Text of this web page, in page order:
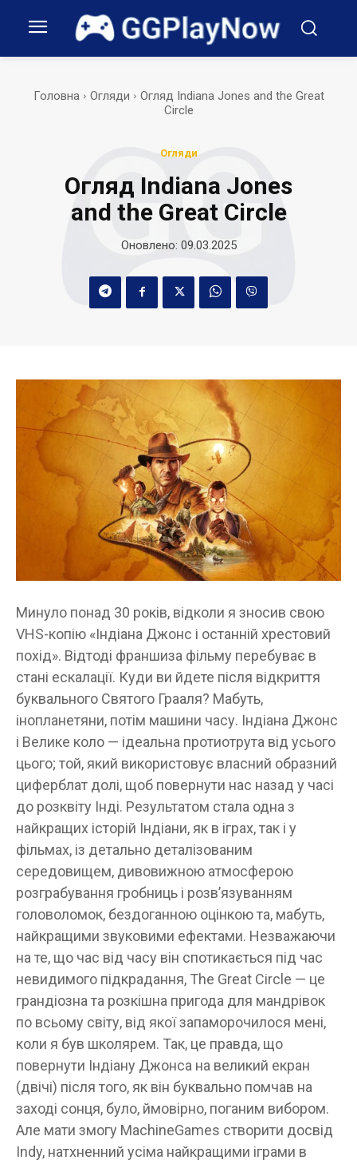
Головна Огляди
Огляд Indiana Jones and the Great
Circle
Огляди
Огляд Indiana Jones
and the Great Circle
Оновлено: 09.03.2025
Минуло понад 30 років, відколи я зносив свою
VHS-копію «Індіана Джонс і останній хрестовий
похід». Відтоді франшиза фільму перебуває в
стані ескалації. Куди ви йдете після відкриття
буквального Святого Грааля? Мабуть,
інопланетяни, потім машини часу. Індіана Джонс
і Велике коло — ідеальна протиотрута від усього
цього; той, який використовує власний образний
циферблат долі, щоб повернути нас назад у часі
до розквіту Інді. Результатом стала одна з
найкращих історій Індіани, як в іграх, так і у
фільмах, із детально деталізованим
середовищем, дивовижною атмосферою
розграбування гробниць і розв’язуванням
головоломок, бездоганною оцінкою та, мабуть,
найкращими звуковими ефектами. Незважаючи
на те, що час від часу він спотикається під час
невидимого підкрадання, The Great Circle — це
грандіозна та розкішна пригода для мандрівок
по всьому світу, від якої запаморочилося мені,
коли я був школярем. Так, це правда, що
повернути Індіану Джонса на великий екран
(двічі) після того, як він буквально помчав на
заході сонця, було, ймовірно, поганим вибором.
Але мати змогу MachineGames створити досвід
Indy, натхненний усіма найкращими іграми в